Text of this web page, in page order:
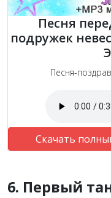
Песня
подружек
Песня-
Скачать
6. Первый